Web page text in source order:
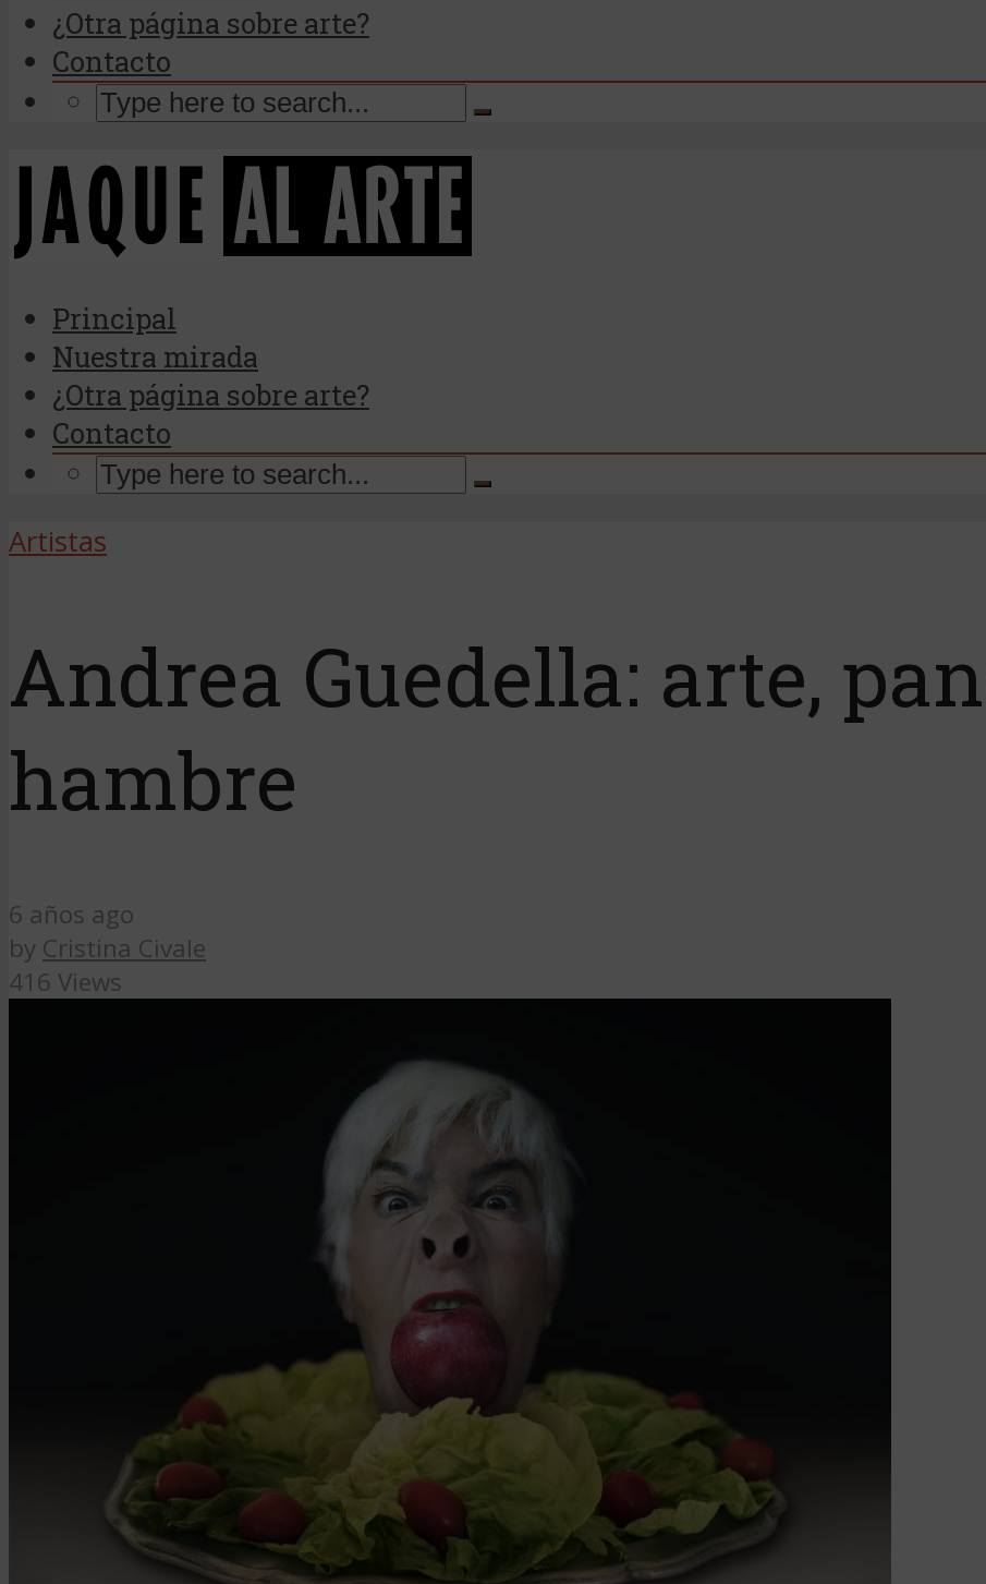
¿Otra página sobre arte?
Contacto
Principal
Nuestra mirada
¿Otra página sobre arte?
Contacto
Artistas
Andrea Guedella: arte,
hambre
6 años ago
by Cristina Civale
416 Views